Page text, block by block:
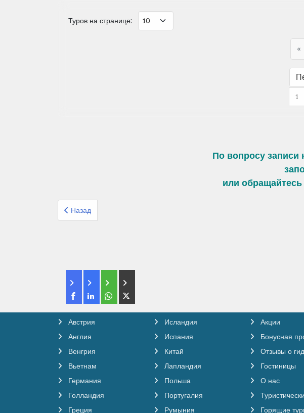
Туров на странице:
«
По вопросу записи
или
Предыдущий: Организованные туры из Израиля
Назад
Австрия
Англия
Венгрия
Вьетнам
Германия
Голландия
Греция
Исландия
Испания
Китай
Лапландия
Польша
Португалия
Румыния
Акции
Бонусная
Отзывы о
Гостиницы
О нас
Горящие